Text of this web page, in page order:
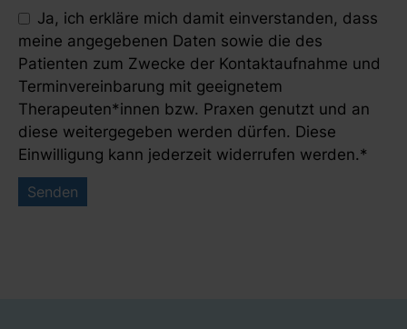
Ja, ich erkläre mich damit einverstanden, dass
meine angegebenen Daten sowie die des
Patienten zum Zwecke der Kontaktaufnahme und
Terminvereinbarung mit geeignetem
Therapeuten*innen bzw. Praxen genutzt und an
diese weitergegeben werden dürfen. Diese
Einwilligung kann jederzeit widerrufen werden.*
Senden